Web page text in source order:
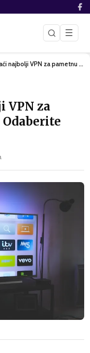
☰
Kako pronaći najbolji VPN za pametnu televiziju | Odaberite …
VPN za